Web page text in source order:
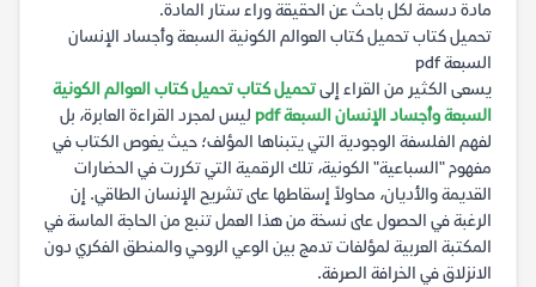
مادة دسمة لكل باحث عن الحقيقة وراء ستار المادة.
تحميل كتاب تحميل كتاب العوالم الكونية السبعة وأجساد الإنسان
السبعة pdf
يسعى الكثير من القراء إلىتحميل كتاب تحميل كتاب العوالم الكونية
السبعة وأجساد الإنسان السبعة pdf
ليس لمجرد القراءة العابرة، بل
لفهم الفلسفة الوجودية التي يتبناها المؤلف؛ حيث يغوص الكتاب في
مفهوم "السباعية" الكونية، تلك الرقمية التي تكررت في الحضارات
القديمة والأديان، محاولاً إسقاطها على تشريح الإنسان الطاقي. إن
الرغبة في الحصول على نسخة من هذا العمل تنبع من الحاجة الماسة في
المكتبة العربية لمؤلفات تدمج بين الوعي الروحي والمنطق الفكري دون
الانزلاق في الخرافة الصرفة.